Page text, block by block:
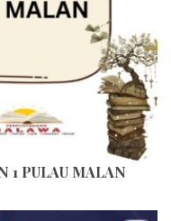
1 PULAU MALAN